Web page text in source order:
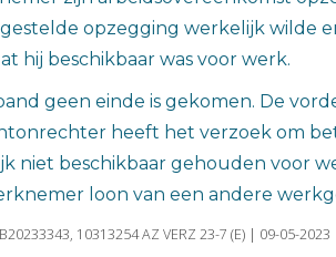
opzegging werkelijk wilde
hij beschikbaar was voor werk.
geen einde is gekomen. De
heeft het verzoek om
niet beschikbaar gehouden voor
loon van een andere
10313254 AZ VERZ 23-7 (E) | 09-05-2023